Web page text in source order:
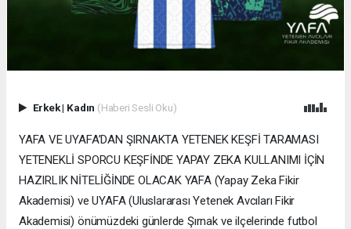
Erkek| Kadın (Haberi Sesli Oku)
YAFA VE UYAFA’DAN ŞIRNAKTA YETENEK KEŞFİ TARAMASI
YETENEKLİ SPORCU KEŞFİNDE YAPAY ZEKA KULLANIMI İÇİN
HAZIRLIK NİTELİĞİNDE OLACAK YAFA (Yapay Zeka Fikir
Akademisi) ve UYAFA (Uluslararası Yetenek Avcıları Fikir
Akademisi) önümüzdeki günlerde Şırnak ve ilçelerinde futbol